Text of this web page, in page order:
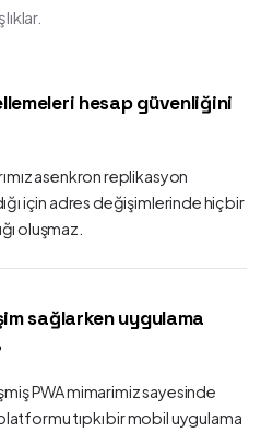
hesap güvenliğini
asenkron replikasyon
için adres değişimlerinde hiçbir
oluşmaz.
sağlarken uygulama
PWA mimarimiz sayesinde
tıpkı bir mobil uygulama